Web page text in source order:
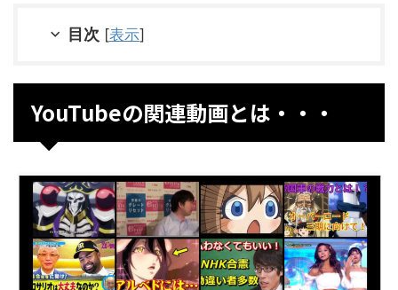
目次 [表示]
YouTubeの関連動画とは・・・